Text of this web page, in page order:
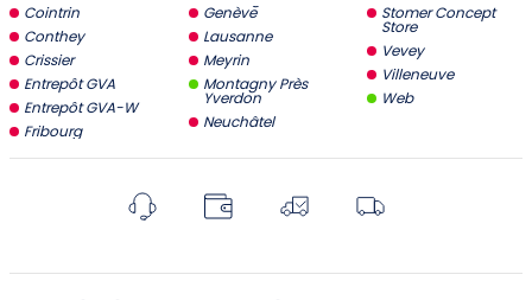
Cointrin
Conthey
Crissier
Entrepôt GVA
Entrepôt GVA-W
Fribourg
Genève
Lausanne
Meyrin
Montagny Près
Yverdon
Neuchâtel
Stomer Concept
Store
Vevey
Villeneuve
Web